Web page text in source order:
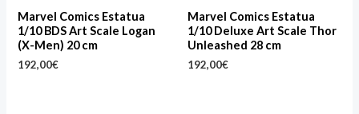
Marvel Comics Estatua
1/10 BDS Art Scale Logan
(X-Men) 20 cm
192,00€
Marvel Comics Estatua
1/10 Deluxe Art Scale Thor
Unleashed 28 cm
192,00€